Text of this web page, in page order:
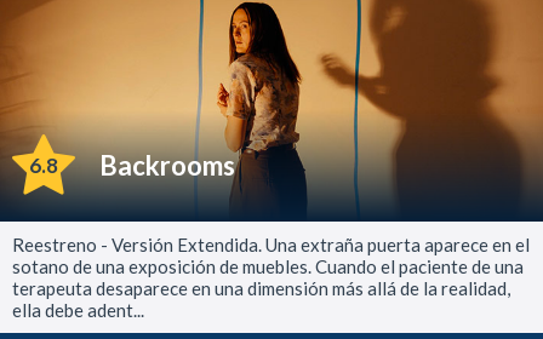
6.8 Backrooms
Reestreno - Versión Extendida. Una extraña puerta aparece en el
sotano de una exposición de muebles. Cuando el paciente de una
terapeuta desaparece en una dimensión más allá de la realidad,
ella debe adent...